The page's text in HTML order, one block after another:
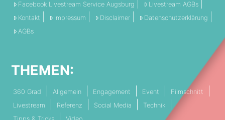
Facebook Livestream Service Augsburg
Livestream AGBs
Kontakt
Impressum Disclaimer
Datenschutzerklärung
AGBs
THEMEN:
360 Grad Allgemein Engagement Event
Filmschnitt
Livestream
Referenz Social Media
Technik